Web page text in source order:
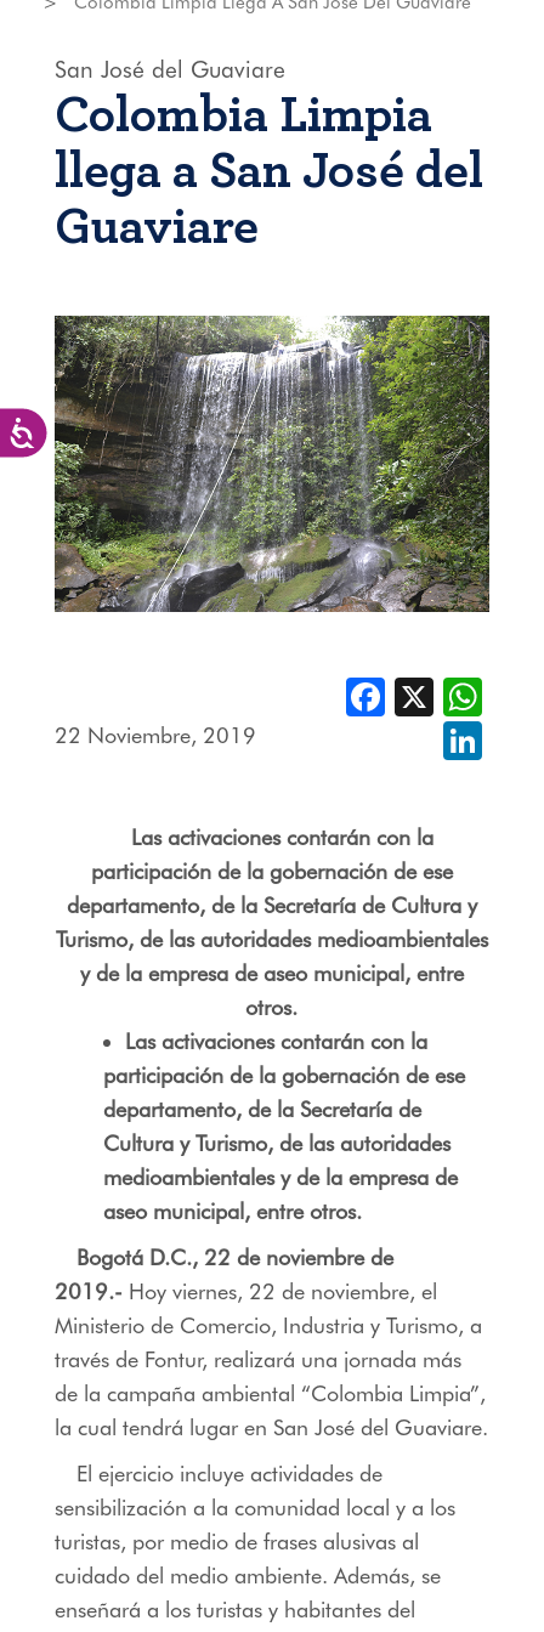
Accesibilidad
San José del Guaviare
Colombia Limpia
llega a San José del
Guaviare
22 Noviembre, 2019
Facebook
X
Las activaciones contarán con la
participación de la gobernación de ese
departamento, de la Secretaría de Cultura y
Turismo, de las autoridades medioambientales
y de la empresa de aseo municipal, entre
otros.
Las activaciones contarán con la
participación de la gobernación de ese
departamento, de la Secretaría de
Cultura y Turismo, de las autoridades
medioambientales y de la empresa de
aseo municipal, entre otros.
Bogotá D.C., 22 de noviembre de
2019.- Hoy viernes, 22 de noviembre, el
Ministerio de Comercio, Industria y Turismo, a
través de Fontur, realizará una jornada más
de la campaña ambiental “Colombia Limpia”,
la cual tendrá lugar en San José del Guaviare.
El ejercicio incluye actividades de
sensibilización a la comunidad local y a los
turistas, por medio de frases alusivas al
cuidado del medio ambiente. Además, se
enseñará a los turistas y habitantes del